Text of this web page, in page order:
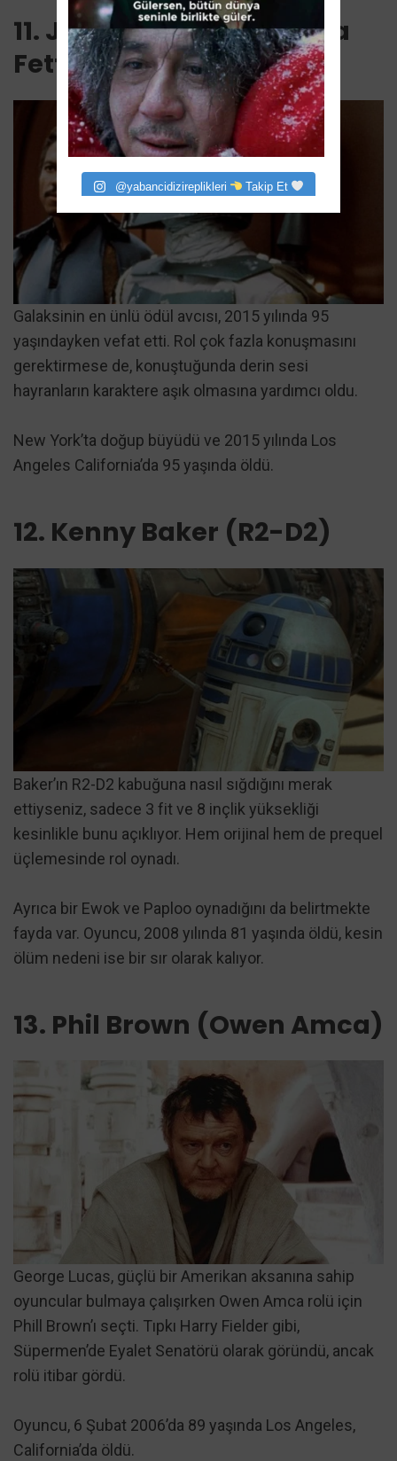
11. Jason Wingreen (Boba
Fett)
Galaksinin en ünlü ödül avcısı, 2015 yılında 95
yaşındayken vefat etti. Rol çok fazla konuşmasını
gerektirmese de, konuştuğunda derin sesi
hayranların karaktere aşık olmasına yardımcı oldu.
New York’ta doğup büyüdü ve 2015 yılında Los
Angeles California’da 95 yaşında öldü.
12. Kenny Baker (R2-D2)
Baker’ın R2-D2 kabuğuna nasıl sığdığını merak
ettiyseniz, sadece 3 fit ve 8 inçlik yüksekliği
kesinlikle bunu açıklıyor. Hem orijinal hem de prequel
üçlemesinde rol oynadı.
Ayrıca bir Ewok ve Paploo oynadığını da belirtmekte
fayda var. Oyuncu, 2008 yılında 81 yaşında öldü, kesin
ölüm nedeni ise bir sır olarak kalıyor.
13. Phil Brown (Owen Amca)
George Lucas, güçlü bir Amerikan aksanına sahip
oyuncular bulmaya çalışırken Owen Amca rolü için
Phill Brown’ı seçti. Tıpkı Harry Fielder gibi,
Süpermen’de Eyalet Senatörü olarak göründü, ancak
rolü itibar gördü.
Oyuncu, 6 Şubat 2006’da 89 yaşında Los Angeles,
California’da öldü.
@yabancidizireplikleri Takip Et